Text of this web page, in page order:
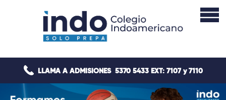
LLAMA A ADMISIONES 5370 5433 EXT: 7107 y 7110